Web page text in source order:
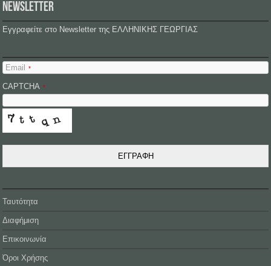
NEWSLETTER
Εγγραφείτε στο Newsletter της ΕΛΛΗΝΙΚΗΣ ΓΕΩΡΓΙΑΣ
Email *
CAPTCHA *
ΕΓΓΡΑΦΗ
Ταυτότητα
Διαφήμιση
Επικοινωνία
Όροι Χρήσης